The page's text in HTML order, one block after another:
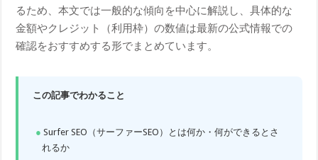
るため、本文では一般的な傾向を中心に解説し、具体的な
金額やクレジット（利用枠）の数値は最新の公式情報での
確認をおすすめする形でまとめています。
この記事でわかること
Surfer SEO（サーファーSEO）とは何か・何ができるとさ
れるか